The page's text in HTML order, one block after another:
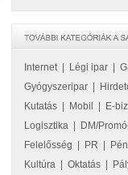
Internet| Légi ipar
Gyógyszeripar
Kutatás
Mobil E-
Logisztika
DM/
Felelősség
PR
Kultúra
Oktatás